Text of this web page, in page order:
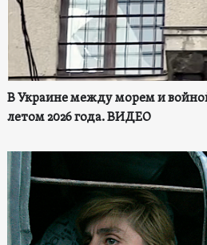
В Украине между морем и
летом 2026 года. ВИДЕО